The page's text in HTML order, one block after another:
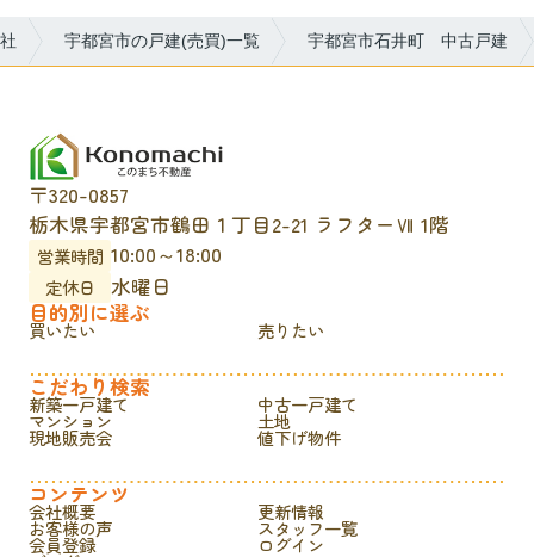
宇都宮市の戸建(売買)一覧 宇都宮市石井町 中古戸建
〒320-0857
栃木県宇都宮市鶴田１丁目2-21 ラフターⅦ 1階
営業時間 10:00～18:00
定休日
水曜日
目的別に選ぶ
買いたい 売りたい
こだわり検索
新築一戸建て 中古一戸建て
マンション 土地
現地販売会 値下げ物件
コンテンツ
会社概要 更新情報
お客様の声 スタッフ一覧
会員登録 ログイン